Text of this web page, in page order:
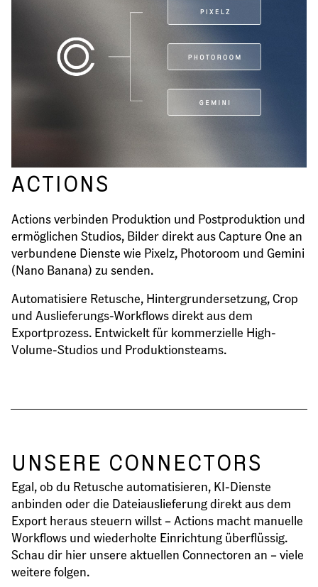
ACTIONS
Actions verbinden Produktion und Postproduktion und
ermöglichen Studios, Bilder direkt aus Capture One an
verbundene Dienste wie Pixelz, Photoroom und Gemini
(Nano Banana) zu senden.
Automatisiere Retusche, Hintergrundersetzung, Crop
und Auslieferungs-Workflows direkt aus dem
Exportprozess. Entwickelt für kommerzielle High-
Volume-Studios und Produktionsteams.
UNSERE CONNECTORS
Egal, ob du Retusche automatisieren, KI‑Dienste
anbinden oder die Dateiauslieferung direkt aus dem
Export heraus steuern willst – Actions macht manuelle
Workflows und wiederholte Einrichtung überflüssig.
Schau dir hier unsere aktuellen Connectoren an – viele
weitere folgen.